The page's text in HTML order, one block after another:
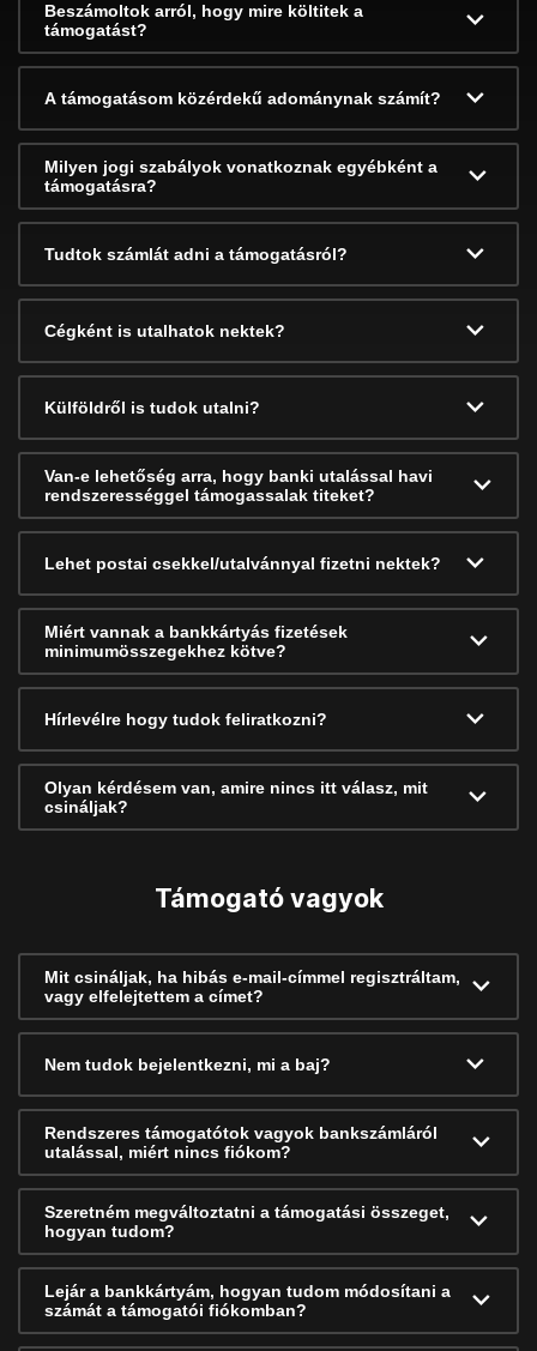
Beszámoltok arról, hogy mire költitek a
támogatást?
A támogatásom közérdekű adománynak számít?
Milyen jogi szabályok vonatkoznak egyébként a
támogatásra?
Tudtok számlát adni a támogatásról?
Cégként is utalhatok nektek?
Külföldről is tudok utalni?
Van-e lehetőség arra, hogy banki utalással havi
rendszerességgel támogassalak titeket?
Lehet postai csekkel/utalvánnyal fizetni nektek?
Miért vannak a bankkártyás fizetések
minimumösszegekhez kötve?
Hírlevélre hogy tudok feliratkozni?
Olyan kérdésem van, amire nincs itt válasz, mit
csináljak?
Támogató vagyok
Mit csináljak, ha hibás e-mail-címmel regisztráltam,
vagy elfelejtettem a címet?
Nem tudok bejelentkezni, mi a baj?
Rendszeres támogatótok vagyok bankszámláról
utalással, miért nincs fiókom?
Szeretném megváltoztatni a támogatási összeget,
hogyan tudom?
Lejár a bankkártyám, hogyan tudom módosítani a
számát a támogatói fiókomban?